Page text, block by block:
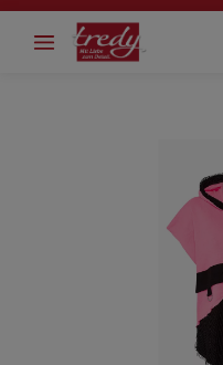
springen